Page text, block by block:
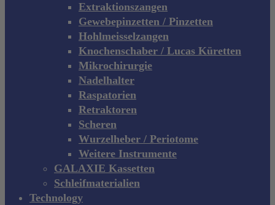
Extraktionszangen
Gewebepinzetten / Pinzetten
Hohlmeisselzangen
Knochenschaber / Lucas Küretten
Mikrochirurgie
Nadelhalter
Raspatorien
Retraktoren
Scheren
Wurzelheber / Periotome
Weitere Instrumente
GALAXIE Kassetten
Schleifmaterialien
Technology